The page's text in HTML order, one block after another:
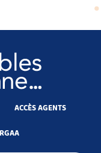
ACCÈS AGENTS
RGAA